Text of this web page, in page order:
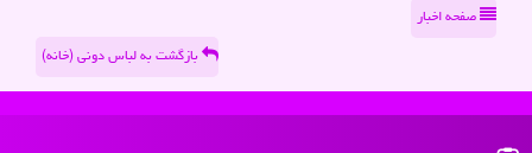
صفحه اخبار
بازگشت به لباس دونی (خانه)